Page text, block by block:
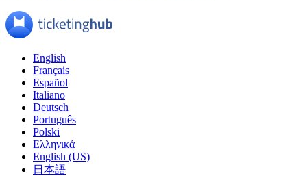
English
Français
Español
Italiano
Deutsch
Português
Polski
Ελληνικά
English (US)
日本語